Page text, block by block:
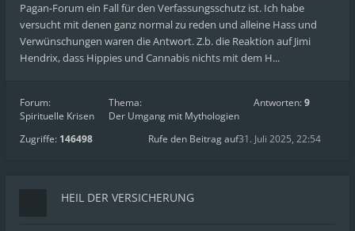
Pagan-Forum ein Fall für den Verfassungsschutz ist. Ich habe
versucht mit denen ganz normal zu reden und alleine Hass und
Verwünschungen waren die Antwort. Z.b. die Reaktion auf Jimi
Hendrix, dass Hippies und Cannabis nichts mit dem H...
Forum:
Spirituelle Krisen
Thema:
Der Umgang mit Mythologien
Antworten:9
Zugriffe: 146498 31. Juli 2025, 22:54
Rufe den Beitrag auf
HEIL DER VERSICHERUNG